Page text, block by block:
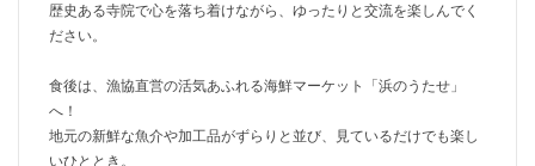
歴史ある寺院で心を落ち着けながら、ゆったりと交流を楽しんでく
ださい。
食後は、漁協直営の活気あふれる海鮮マーケット「浜のうたせ」
へ！
地元の新鮮な魚介や加工品がずらりと並び、見ているだけでも楽し
いひととき。